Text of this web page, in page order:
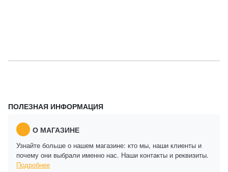
ПОЛЕЗНАЯ ИНФОРМАЦИЯ
О МАГАЗИНЕ
Узнайте больше о нашем магазине: кто мы, наши клиенты и
почему они выбрали именно нас. Наши контакты и реквизиты.
Подробнее